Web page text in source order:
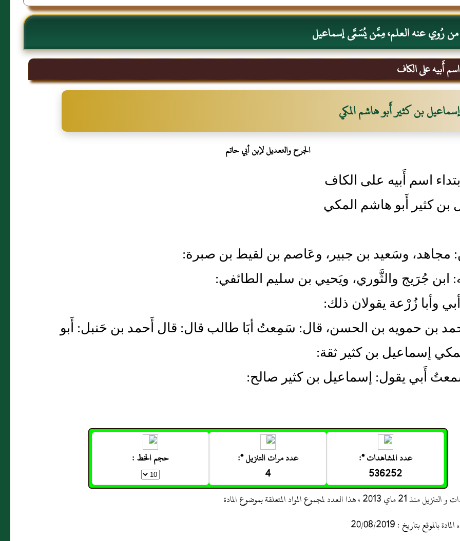
رُوي عنه العلم، مِمَّن يُسَمَّى إسماعيل
أَبيه على الكاف
إسماعيل بن كثير أَبو هاشم المكي
الجرح والتعديل لإبن أبي حاتم
اسم أَبيه على الكاف
بن كثير أَبو هاشم المكي
وسَعيد بن جبير، وعَاصم بن لقيط بن صبرة:
ابن جُرَيج والثَّوري، ويَحيي بن سليم الطائفي:
وأبا زُرْعة يقولان ذلك:
بن حمويه بن الحسن، قال: سَمِعتُ أبَا طالب قال: قال أَحمد بن حَنبل: أَبو
إسماعيل بن كثير ثقة:
أَبي يقول: إسماعيل بن كثير صالح:
عدد المشاهدات *:
536252
عدد مرات التنزيل *:
4
حجم الخط :
العدد لمجموع المواد المتعلقة بموضوع المادة
بتاريخ : 20/08/2019